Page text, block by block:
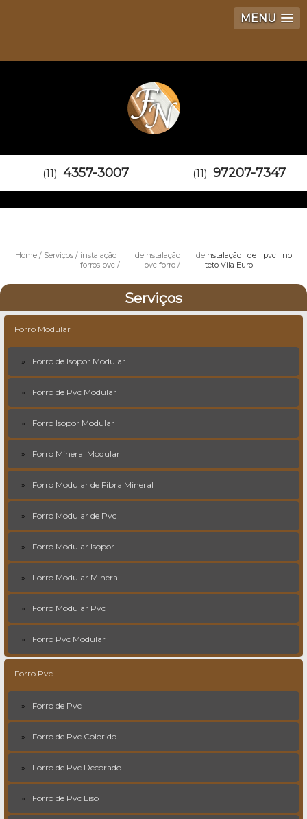
MENU
(11) 4357-3007 (11) 97207-7347
Home Serviços
instalação de
forros pvc
instalação de
pvc forro
instalação de pvc no
teto Vila Euro
Serviços
Forro Modular
Forro de Isopor Modular
Forro de Pvc Modular
Forro Isopor Modular
Forro Mineral Modular
Forro Modular de Fibra Mineral
Forro Modular de Pvc
Forro Modular Isopor
Forro Modular Mineral
Forro Modular Pvc
Forro Pvc Modular
Forro Pvc
Forro de Pvc
Forro de Pvc Colorido
Forro de Pvc Decorado
Forro de Pvc Liso